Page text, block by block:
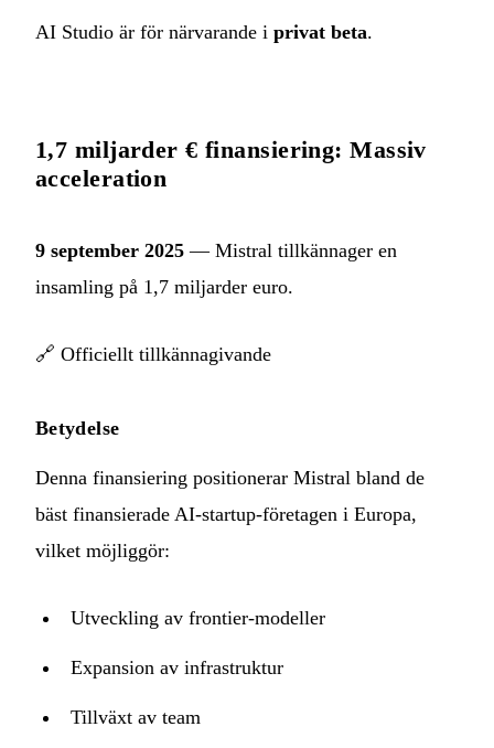
AI Studio är för närvarande i privat beta.
1,7 miljarder € finansiering: Massiv
acceleration
9 september 2025 — Mistral tillkännager en
insamling på 1,7 miljarder euro.
🔗 Officiellt tillkännagivande
Betydelse
Denna finansiering positionerar Mistral bland de
bäst finansierade AI-startup-företagen i Europa,
vilket möjliggör:
Utveckling av frontier-modeller
Expansion av infrastruktur
Tillväxt av team